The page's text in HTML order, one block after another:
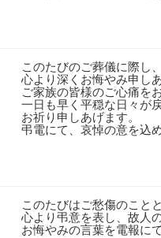
このたびのご葬儀に際し、
心より深くお悔やみ申し
ご家族の皆様のご心痛を
一日も早く平穏な日々が
お祈り申しあげます。
弔電にて、哀悼の意を込
このたびはご愁傷のこと
心より弔意を表し、故人
お悔やみの言葉を電報に